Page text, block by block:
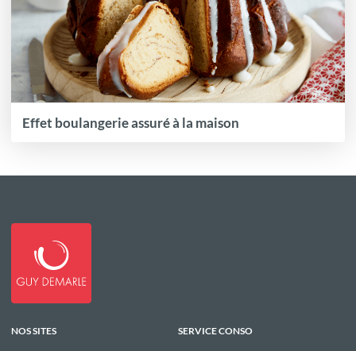
Effet boulangerie assuré à la maison
NOS SITES
SERVICE CONSO